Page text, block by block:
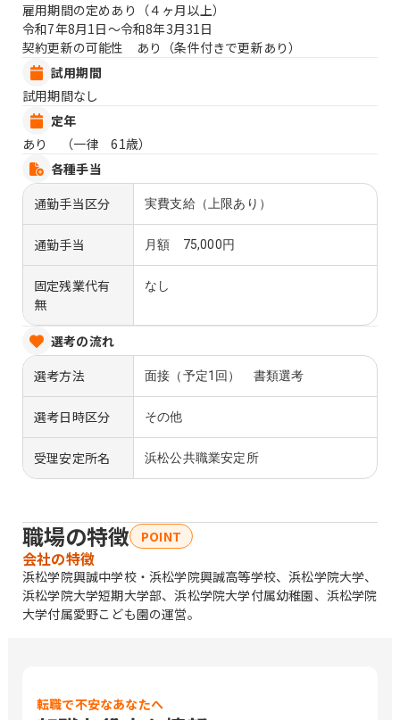
雇用期間の定めあり（４ヶ月以上）
令和7年8月1日〜令和8年3月31日
契約更新の可能性 あり（条件付きで更新あり）
試用期間
試用期間なし
定年
あり （一律 61歳）
各種手当
通勤手当区分
実費支給（上限あり）
通勤手当 月額 75,000円
固定残業代有
無
なし
選考の流れ
選考方法
面接（予定1回） 書類選考
選考日時区分 その他
受理安定所名 浜松公共職業安定所
職場の特徴 POINT
会社の特徴
浜松学院興誠中学校・浜松学院興誠高等学校、浜松学院大学、
浜松学院大学短期大学部、浜松学院大学付属幼稚園、浜松学院
大学付属愛野こども園の運営。
転職で不安なあなたへ